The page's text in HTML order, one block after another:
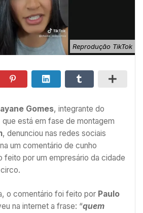
Reprodução TikTok
Gomes, integrante do
que está em fase de montagem
, denunciou nas redes sociais
um comentário de cunho
feito por um empresário da cidade
o comentário foi feito por Paulo
na internet a frase: “quem